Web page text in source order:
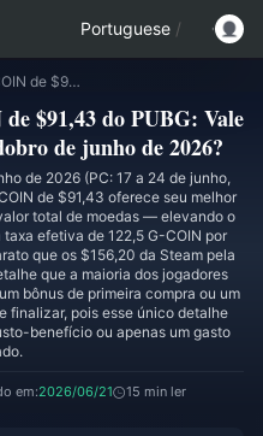
Portuguese /
Pacote de CDK de G-COIN de $91,43 do PUBG: Vale a pena na promoção em dobro de junho de 2026?
$91,43 do PUBG: Vale
de junho de 2026?
de 2026 (PC: 17 a 24 de junho,
de $91,43 oferece seu melhor
total de moedas — elevando o
efetiva de 122,5 G-COIN por
que os $156,20 da Steam pela
que a maioria dos jogadores
bônus de primeira compra ou um
finalizar, pois esse único detalhe
benefício ou apenas um gasto
em:2026/06/21 15 min ler